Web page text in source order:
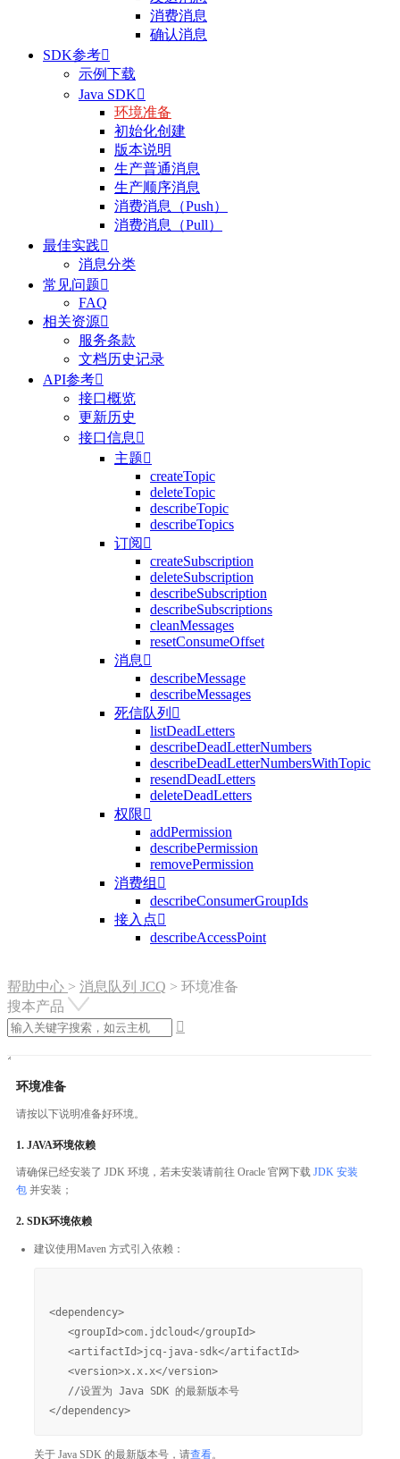
消费消息
确认消息
SDK参考
示例下载
Java SDK
环境准备
初始化创建
版本说明
生产普通消息
生产顺序消息
消费消息（Push）
消费消息（Pull）
最佳实践
消息分类
常见问题
FAQ
相关资源
服务条款
文档历史记录
API参考
接口概览
更新历史
接口信息 
主题
createTopic
deleteTopic
describeTopic
describeTopics
订阅 
createSubscription
deleteSubscription
describeSubscription
describeSubscriptions
cleanMessages
resetConsumeOffset
消息 
describeMessage
describeMessages
死信队列 
listDeadLetters
describeDeadLetterNumbers
describeDeadLetterNumbersWithTopic
resendDeadLetters
deleteDeadLetters
权限
addPermission
describePermission
removePermission
消费组 
describeConsumerGroupIds
接入点
describeAccessPoint
帮助中心 > 消息队列 JCQ > 环境准备
搜本产品

环境准备
请按以下说明准备好环境。
1. JAVA环境依赖
请确保已经安装了 JDK 环境，若未安装请前往 Oracle 官网下载 JDK 安装
包 并安装；
2. SDK环境依赖
建议使用Maven 方式引入依赖：
<dependency>
   <groupId>com.jdcloud</groupId>
   <artifactId>jcq-java-sdk</artifactId>
   <version>x.x.x</version>
   //设置为 Java SDK 的最新版本号
关于 Java SDK 的最新版本号，请查看。